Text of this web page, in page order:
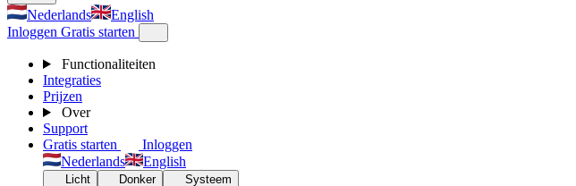
Nederlands
English
Inloggen Gratis starten
Functionaliteiten
Integraties
Prijzen
Over
Support
Gratis starten
Inloggen
Nederlands
English
Licht Donker Systeem